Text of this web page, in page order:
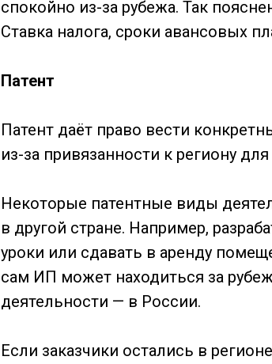
спокойно из-за рубежа. Так
Ставка налога, сроки авансовых
Патент
Патент даёт право вести
из-за привязанности к региону
Некоторые патентные виды
в другой стране. Например,
уроки или сдавать в аренду
сам ИП может находиться за
деятельности — в России.
Если заказчики остались в